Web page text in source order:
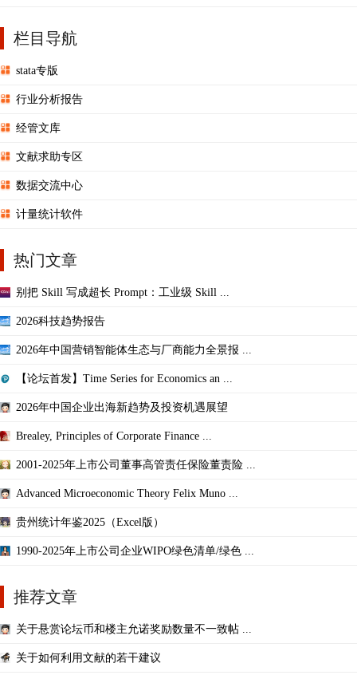
栏目导航
stata专版
行业分析报告
经管文库
文献求助专区
数据交流中心
计量统计软件
热门文章
别把 Skill 写成超长 Prompt：工业级 Skill ...
2026科技趋势报告
2026年中国营销智能体生态与厂商能力全景报 ...
【论坛首发】Time Series for Economics an ...
2026年中国企业出海新趋势及投资机遇展望
Brealey, Principles of Corporate Finance ...
2001-2025年上市公司董事高管责任保险董责险 ...
Advanced Microeconomic Theory Felix Muno ...
贵州统计年鉴2025（Excel版）
1990-2025年上市公司企业WIPO绿色清单/绿色 ...
推荐文章
关于悬赏论坛币和楼主允诺奖励数量不一致帖 ...
关于如何利用文献的若干建议